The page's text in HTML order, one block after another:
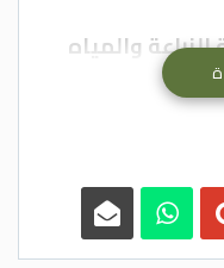
والمياه
محمد
ستكون
بالإضافة إلى
تأسست
الأردنية.